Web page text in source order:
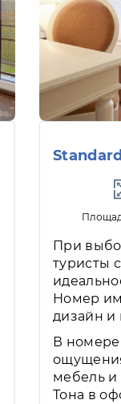
При
туристы
Номер
дизайн и
В номере
мебель и
Тона в